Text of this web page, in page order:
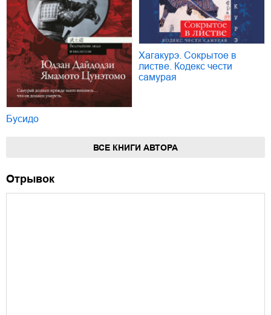
Бусидо
Хагакурэ. Сокрытое в
листве. Кодекс чести
самурая
ВСЕ КНИГИ АВТОРА
Отрывок